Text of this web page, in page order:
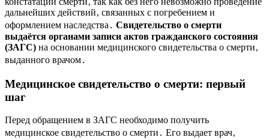
дальнейших действий‚ связанных с погребением и
оформлением наследства․ Свидетельство о смерти
выдаётся органами записи актов гражданского состояния
(ЗАГС) на основании медицинского свидетельства о смерти‚
выданного врачом․
Медицинское свидетельство о смерти: первый
шаг
Перед обращением в ЗАГС необходимо получить
медицинское свидетельство о смерти․ Его выдает врач‚